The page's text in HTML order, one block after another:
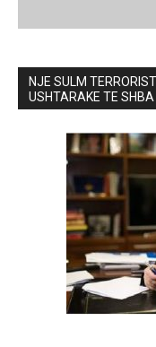
NJE SULM
USHTARAKE TE SHBA